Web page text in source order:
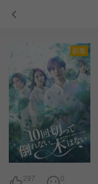
剧集
297 0